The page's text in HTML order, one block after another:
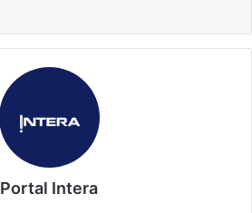
Portal Intera